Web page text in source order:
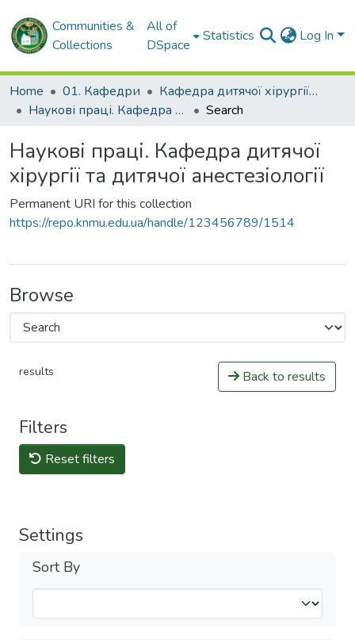
Communities &
Collections
All of
DSpace
Statistics Log In
Home 01. Кафедри
Кафедра дитячої хірургії та дитячої анестезіології
Наукові праці. Кафедра дитячої хірургії та дитячої анестезіології
Search
Наукові праці. Кафедра дитячої
хірургії та дитячої анестезіології
Permanent URI for this collection
https://repo.knmu.edu.ua/handle/123456789/1514
Browse
results Back to results
Filters
Reset filters
Settings
Sort By